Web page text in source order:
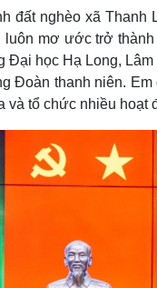
ngon
Nhà đẹp
Blog
Tình yêu -
đất nghèo xã
luôn mơ ước trở
Đại học Hạ Long,
Đoàn thanh niên.
và tổ chức nhiều